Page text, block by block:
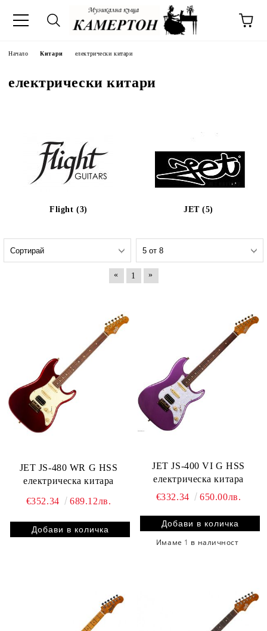
Начало Китари електрически китари
електрически китари
Flight (3) JET (5)
« 1 »
JET JS-480 WR G HSS
електрическа китара
€352.34
689.12лв.
JET JS-400 VI G HSS
електрическа китара
€332.34
650.00лв.
Имаме 1 в наличност